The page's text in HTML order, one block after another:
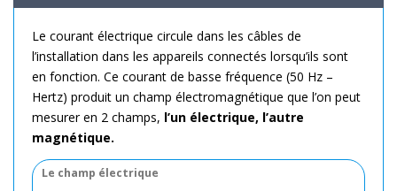
Le courant électrique circule dans les câbles de
l’installation dans les appareils connectés lorsqu’ils sont
en fonction. Ce courant de basse fréquence (50 Hz –
Hertz) produit un champ électromagnétique que l’on peut
mesurer en 2 champs, l’un électrique, l’autre
magnétique.
Le champ électrique